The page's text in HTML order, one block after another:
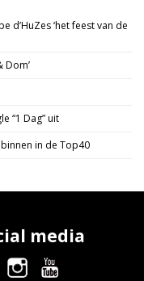
d’HuZes ‘het feest van de
Dom’
“1 Dag” uit
binnen in de Top40
media